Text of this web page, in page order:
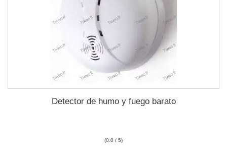
Detector de humo y fuego barato
(0.0 / 5)